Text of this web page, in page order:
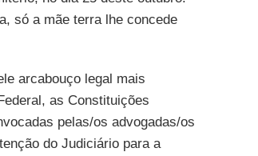
só a mãe terra lhe concede
arcabouço legal mais
as Constituições
pelas/os advogadas/os
do Judiciário para a